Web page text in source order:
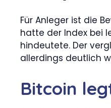
Für Anleger ist die
hatte der Index bei
hindeutete. Der
allerdings deutlich
Bitcoin